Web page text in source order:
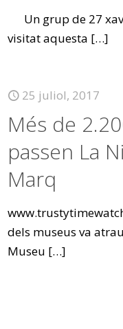
Un grup de 27
visitat aquesta […]
25 juliol, 2017
Més de
passen La
Marq
dels museus va
Museu […]